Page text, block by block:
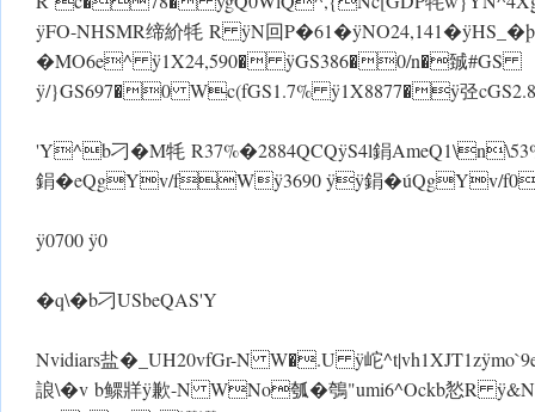
ÿFO-NHSMR缔紒牦 R ÿN回P�61� ÿNO24,141�
�MO6e^ ÿ1X24,590� ÿGS386�0/n�臹#GS
ÿ/}GS697�0 Wc(fGS1.7% ÿ1X8877�ÿ弪
'Y^b刁�M牦 R37%�2884QCQÿS4l鋗
鋗�eQgYv/fWÿ3690 ÿÿ鋗�úQgYv/
ÿ0700 ÿ0
�q\�b刁USbeQAS'Y
Nvidiars盐�_UH20vfGr-N W�.U ÿ岮^t|vh1XJT1z
誏\�v b鳏牂 ÿ歉-N WNo瓠�鴮"umi6^Ockb悐